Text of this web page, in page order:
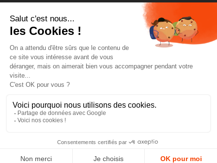
Pour être toujours au courant, inscrivez-vous à
notre newsletter
J'accepte les conditions générales et la politique de
AVIS VÉRIFIÉS